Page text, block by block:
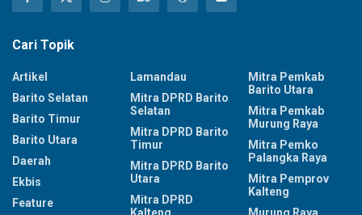
Cari Topik
Artikel
Barito Selatan
Barito Timur
Barito Utara
Daerah
Ekbis
Feature
Lamandau
Mitra DPRD Barito
Selatan
Mitra DPRD Barito
Timur
Mitra DPRD Barito
Utara
Mitra DPRD
Mitra Pemkab
Barito Utara
Mitra Pemkab
Murung Raya
Mitra Pemko
Palangka Raya
Mitra Pemprov
Kalteng